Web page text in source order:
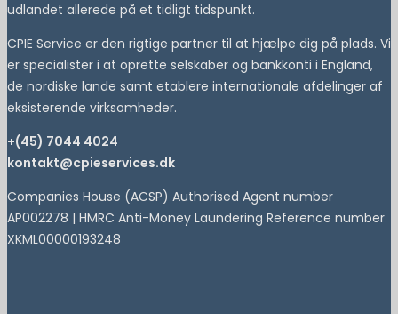
udlandet allerede på et tidligt tidspunkt.
CPIE Service er den rigtige partner til at hjælpe dig på plads. Vi
er specialister i at oprette selskaber og bankkonti i England,
de nordiske lande samt etablere internationale afdelinger af
eksisterende virksomheder.
+(45) 7044 4024
kontakt@cpieservices.dk
Companies House (ACSP) Authorised Agent number
AP002278 | HMRC Anti-Money Laundering Reference number
XKML00000193248